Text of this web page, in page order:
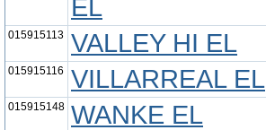
EL
015915113 VALLEY HI EL
015915116 VILLARREAL EL
015915148 WANKE EL